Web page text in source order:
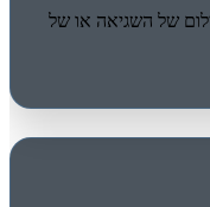
של השגיאה או של